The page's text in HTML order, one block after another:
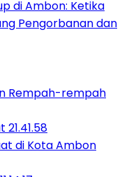
di Ambon: Ketika
Pengorbanan dan
Rempah-rempah
di Kota Ambon